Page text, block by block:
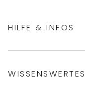
HILFE & INFOS
Datenschutz
WISSENSWERTES